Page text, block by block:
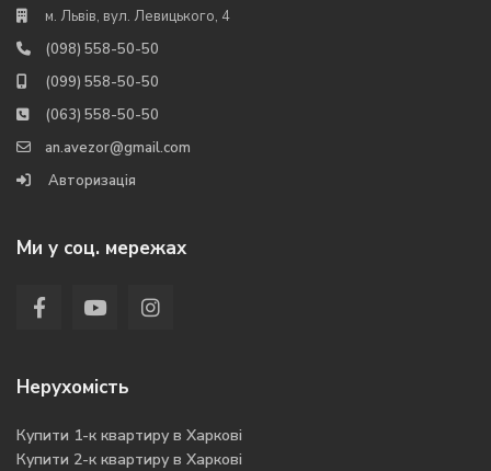
м. Львів, вул. Левицького, 4
(098) 558-50-50
(099) 558-50-50
(063) 558-50-50
an.avezor@gmail.com
Авторизація
Ми у соц. мережах
Нерухомість
Купити 1-к квартиру в Харкові
Купити 2-к квартиру в Харкові